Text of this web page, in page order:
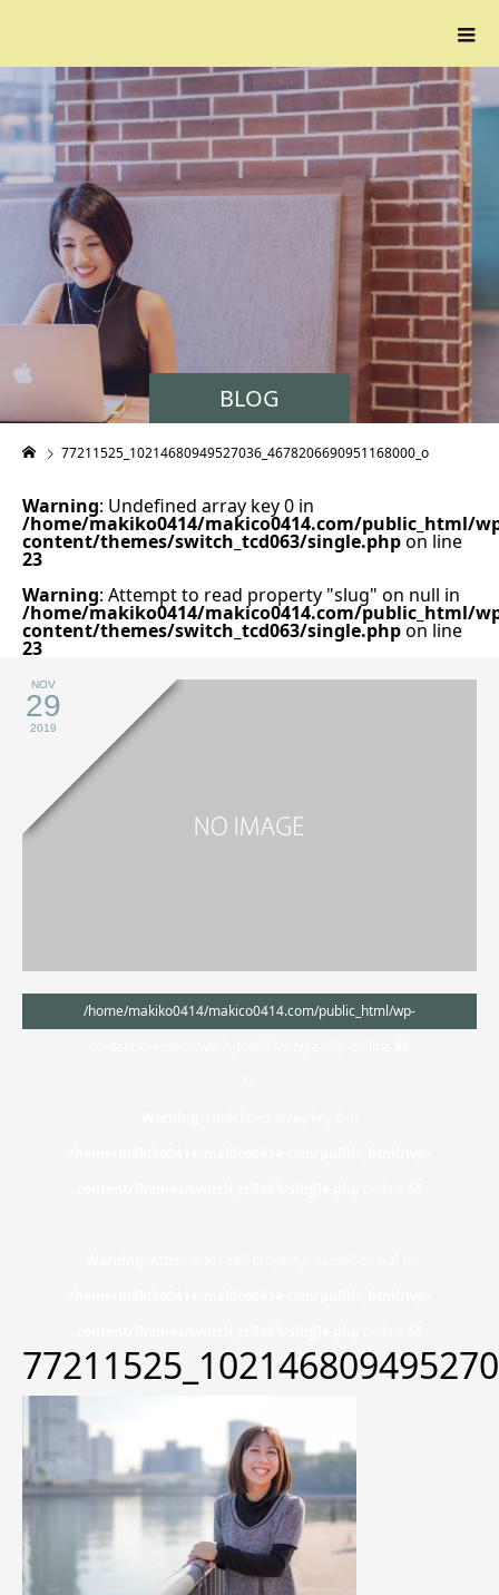
BLOG
77211525_10214680949527036_4678206690951168000_o
Warning: Undefined array key 0 in
/home/makiko0414/makico0414.com/public_html/
content/themes/switch_tcd063/single.phpon line
23
Warning: Attempt to read property "slug" on null in
/home/makiko0414/makico0414.com/public_html/
content/themes/switch_tcd063/single.phpon line
23
NOV
29
2019
/home/makiko0414/makico0414.com/public_html/wp-